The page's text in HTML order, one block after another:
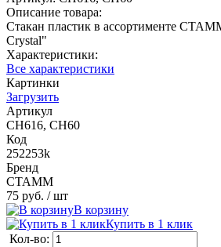
Описание товара:
Стакан пластик в ассортименте
Crystal"
Характеристики:
Все характеристики
Картинки
Загрузить
Артикул
СН616, СН60
Код
252253k
Бренд
СТАММ
75 руб. / шт
В корзину
Купить в 1 клик
Кол-во: